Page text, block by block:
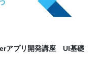
アプリ開発講座 UI基礎